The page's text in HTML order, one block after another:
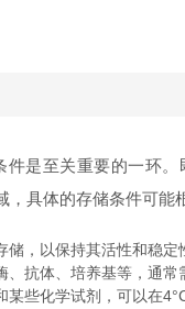
至关重要的一环。
，具体的存储条件可
，以保持其活性和稳定
抗体、培养基等，通常
些化学试剂，可以在